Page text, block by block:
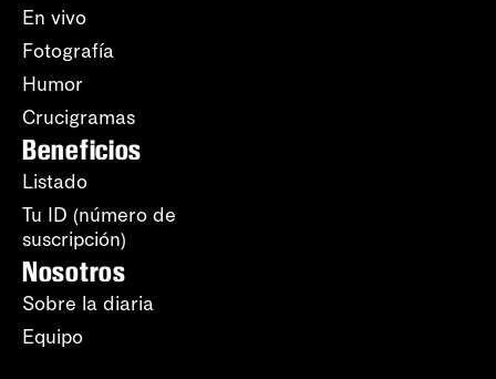
En vivo
Fotografía
Humor
Crucigramas
Beneficios
Listado
Tu ID (número de
suscripción)
Nosotros
Sobre la diaria
Equipo